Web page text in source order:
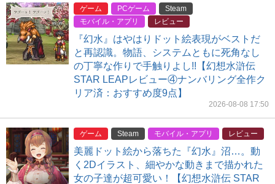
ゲーム PCゲーム
Steam
モバイル・アプリ
レビュー
『幻水』はやはりドット絵表現がベストだ
と再認識。物語、システムともに死角なし
の丁寧な作りで手触りよし!!【幻想水滸伝
STAR LEAPレビュー④ナンバリング全作ク
リア済：おすすめ度9点】
2026-08-08 17:50
ゲーム Steam モバイル・アプリ レビュー
美麗ドット絵から落ちた『幻水』沼…。動
く2Dイラスト、細やかな動きまで描かれた
女の子達が超可愛い！【幻想水滸伝 STAR